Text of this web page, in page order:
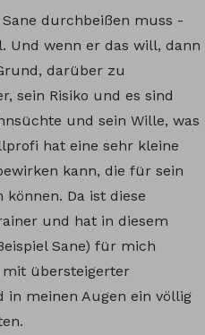
durchbeißen muss -
Und wenn er das will, dann
darüber zu
sein Risiko und es sind
und sein Wille, was
hat eine sehr kleine
kann, die für sein
Da ist diese
und hat in diesem
Sane) für mich
übersteigerter
meinen Augen ein völlig